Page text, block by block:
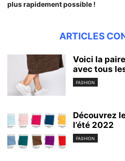
plus rapidement possible !
ARTICLES
Voici la
avec tous
FASHION
Découvrez
l’été 2022
FASHION